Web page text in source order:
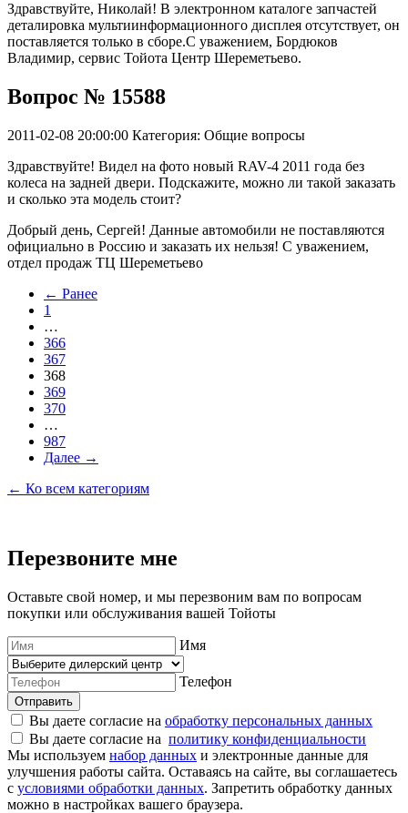
Здравствуйте, Николай! В электронном каталоге запчастей
деталировка мультиинформационного дисплея отсутствует, он
поставляется только в сборе.С уважением, Бордюков
Владимир, сервис Тойота Центр Шереметьево.
Вопрос № 15588
2011-02-08 20:00:00 Категория: Общие вопросы
Здравствуйте! Видел на фото новый RAV-4 2011 года без
колеса на задней двери. Подскажите, можно ли такой заказать
и сколько эта модель стоит?
Добрый день, Сергей! Данные автомобили не поставляются
официально в Россию и заказать их нельзя! С уважением,
отдел продаж ТЦ Шереметьево
← Ранее
1
…
366
367
368
369
370
…
987
Далее →
← Ко всем категориям
Перезвоните мне
Оставьте свой номер, и мы перезвоним вам по вопросам
покупки или обслуживания вашей Тойоты
Имя
Телефон
Отправить
Вы даете согласие на обработку персональных данных
Вы даете согласие на политику конфиденциальности
Мы используем набор данных и электронные данные для
улучшения работы сайта. Оставаясь на сайте, вы соглашаетесь
с условиями обработки данных. Запретить обработку данных
можно в настройках вашего браузера.